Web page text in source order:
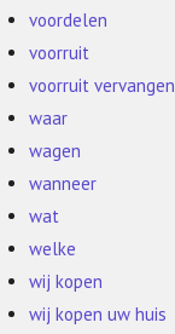
voordelen
voorruit
voorruit vervangen
waar
wagen
wanneer
wat
welke
wij kopen
wij kopen uw huis